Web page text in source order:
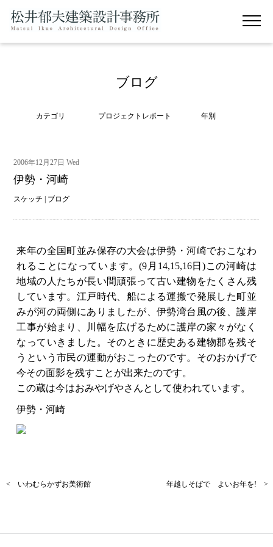
ブログ
カテゴリ プロジェクトレポート 年別
2006年12月27日 Wed
伊勢・河崎
スケッチ ブログ
来年の全国町並み保存の大会は伊勢・河崎でおこなわ
れることになっています。(9月14,15,16日)この河崎は
地域の人たちが長い間頑張って古い建物をたくさん残
しています。江戸時代、船による運搬で発展した町並
みが河の両側にありましたが、伊勢湾台風の後、護岸
工事が始まり、川幅を広げるために護岸の家々がなく
なっていきました。そのときに歴史ある建物郡を残そ
うという市民の運動がおこったのです。そのおかげで
今その面影を残すことが出来たのです。
この蔵は今はおみやげやさんとして使われています。
伊勢・河崎
< いわむらかずお美術館 年越しそばで よいお年を! >